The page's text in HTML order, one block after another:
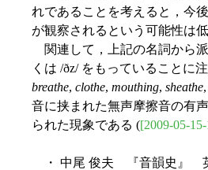
れであることを考えると，今
が観察されるという可能性は
関連して，上記の名詞から
くは /ðz/ をもっていることに
breathe, clothe, mouthing, sheathe,
音に挟まれた無声摩擦音の有
られた現象である ([2009-05-
・ 中尾 俊夫 『音韻史』